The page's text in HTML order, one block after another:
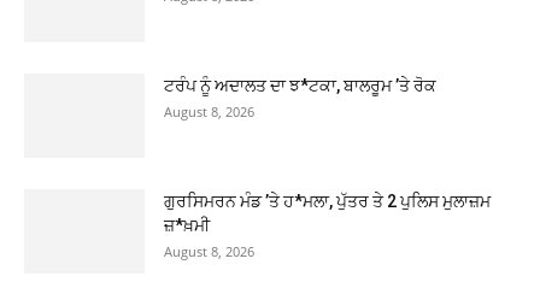
ਟਰੰਪ ਨੂੰ ਅਦਾਲਤ ਦਾ ਝ*ਟਕਾ, ਬਾਲਰੂਮ ’ਤੇ ਰੋਕ
August 8, 2026
ਗੁਰਸਿਮਰਨ ਮੰਡ ’ਤੇ ਹ*ਮਲਾ, ਪੁੱਤਰ ਤੇ 2 ਪੁਲਿਸ ਮੁਲਾਜ਼ਮ
ਜ਼*ਖ਼ਮੀ
August 8, 2026